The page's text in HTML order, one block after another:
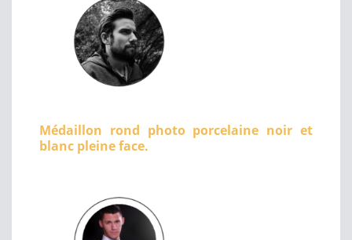
Médaillon rond photo porcelaine noir et
blanc pleine face.